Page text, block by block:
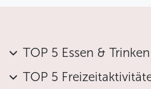
TOP 5 Essen & Trinken
TOP 5